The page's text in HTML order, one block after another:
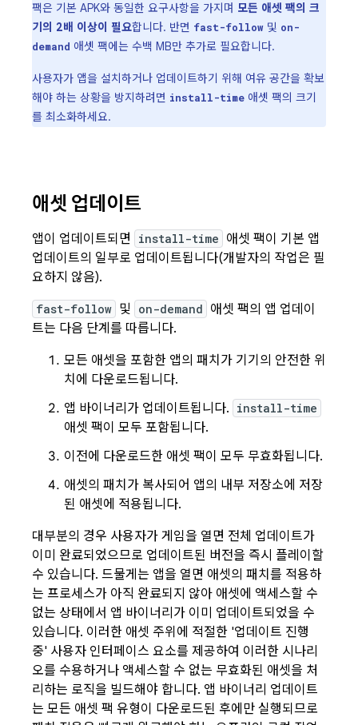
팩은 기본 APK와 동일한 요구사항을 가지며 모든 애셋 팩의 크
기의 2배 이상이 필요합니다. 반면 fast-follow 및 on-
demand 애셋 팩에는 수백 MB만 추가로 필요합니다.
사용자가 앱을 설치하거나 업데이트하기 위해 여유 공간을 확보
해야 하는 상황을 방지하려면 install-time 애셋 팩의 크기
를 최소화하세요.
애셋 업데이트
앱이 업데이트되면 install-time 애셋 팩이 기본 앱
업데이트의 일부로 업데이트됩니다(개발자의 작업은 필
요하지 않음).
fast-follow 및 on-demand 애셋 팩의 앱 업데이
트는 다음 단계를 따릅니다.
모든 애셋을 포함한 앱의 패치가 기기의 안전한 위
치에 다운로드됩니다.
앱 바이너리가 업데이트됩니다. install-time
애셋 팩이 모두 포함됩니다.
이전에 다운로드한 애셋 팩이 모두 무효화됩니다.
애셋의 패치가 복사되어 앱의 내부 저장소에 저장
된 애셋에 적용됩니다.
대부분의 경우 사용자가 게임을 열면 전체 업데이트가
이미 완료되었으므로 업데이트된 버전을 즉시 플레이할
수 있습니다. 드물게는 앱을 열면 애셋의 패치를 적용하
는 프로세스가 아직 완료되지 않아 애셋에 액세스할 수
없는 상태에서 앱 바이너리가 이미 업데이트되었을 수
있습니다. 이러한 애셋 주위에 적절한 '업데이트 진행
중' 사용자 인터페이스 요소를 제공하여 이러한 시나리
오를 수용하거나 액세스할 수 없는 무효화된 애셋을 처
리하는 로직을 빌드해야 합니다. 앱 바이너리 업데이트
는 모든 애셋 팩 유형이 다운로드된 후에만 실행되므로